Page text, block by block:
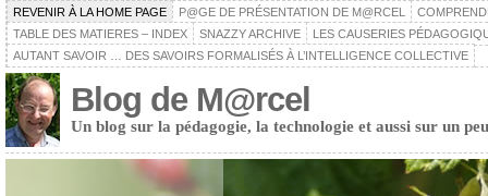
REVENIR À LA HOME PAGE P@GE DE PRÉSENTATION DE M@RCEL
TABLE DES MATIERES – INDEX
SNAZZY ARCHIVE
LES CAUSERIES
AUTANT SAVOIR … DES SAVOIRS FORMALISÉS À L’INTELLIGENCE COLLECTIVE
Blog de M@rcel
Un blog sur la pédagogie, la technologie et aussi sur un